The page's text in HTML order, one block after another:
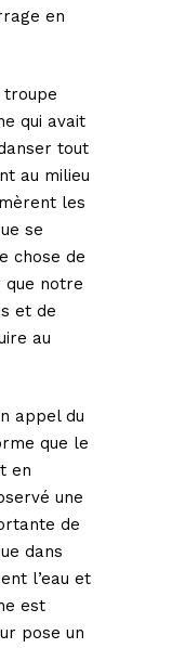
en
troupe
qui avait
tout
au milieu
les
se
chose de
notre
et de
au
appel du
que le
en
une
de
dans
l’eau et
est
pose un